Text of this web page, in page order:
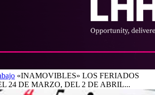
«INAMOVIBLES» LOS FERIADOS
24 DE MARZO, DEL 2 DE ABRIL...